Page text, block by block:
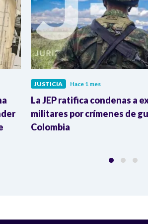
JUSTICIA Hace 1 mes
La JEP ratifica condenas a
militares por crímenes de
Colombia